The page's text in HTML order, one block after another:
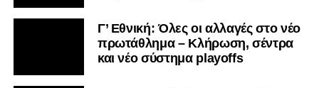
Γ’ Εθνική: Όλες οι αλλαγές στο νέο
πρωτάθλημα – Κλήρωση, σέντρα
και νέο σύστημα playoffs